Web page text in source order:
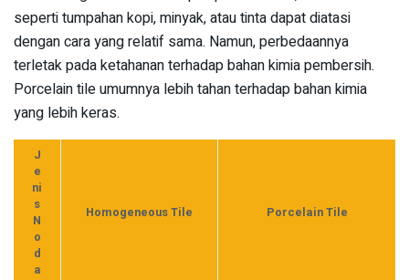
seperti tumpahan kopi, minyak, atau tinta dapat diatasi
dengan cara yang relatif sama. Namun, perbedaannya
terletak pada ketahanan terhadap bahan kimia pembersih.
Porcelain tile umumnya lebih tahan terhadap bahan kimia
yang lebih keras.
J
e
ni
s
N
o
d
a
Homogeneous Tile Porcelain Tile